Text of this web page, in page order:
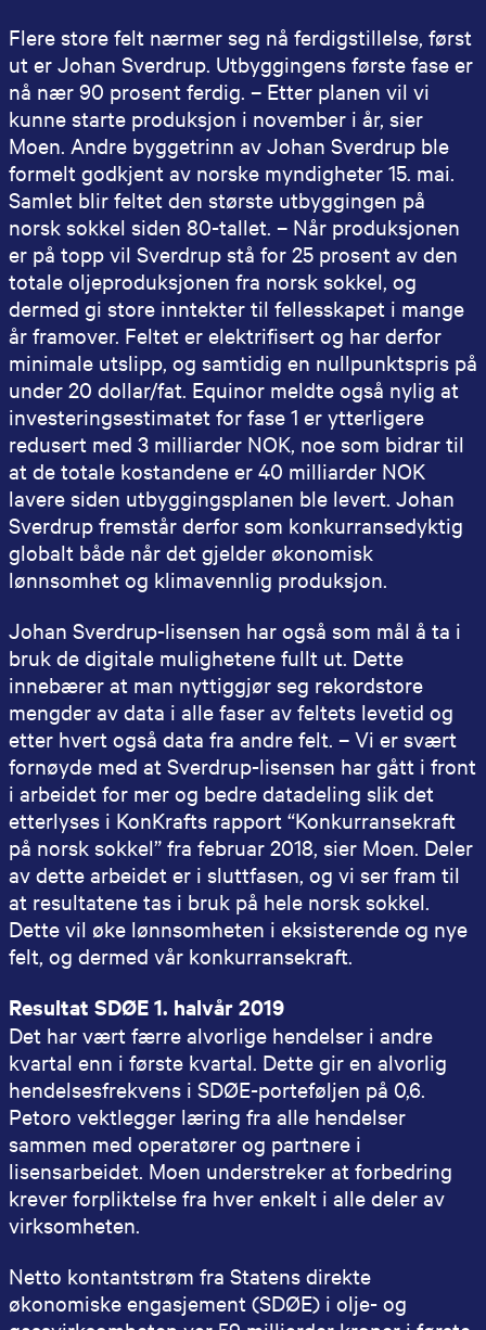
Flere store felt nærmer seg nå ferdigstillelse, først
ut er Johan Sverdrup. Utbyggingens første fase er
nå nær 90 prosent ferdig. – Etter planen vil vi
kunne starte produksjon i november i år, sier
Moen. Andre byggetrinn av Johan Sverdrup ble
formelt godkjent av norske myndigheter 15. mai.
Samlet blir feltet den største utbyggingen på
norsk sokkel siden 80-tallet. – Når produksjonen
er på topp vil Sverdrup stå for 25 prosent av den
totale oljeproduksjonen fra norsk sokkel, og
dermed gi store inntekter til fellesskapet i mange
år framover. Feltet er elektrifisert og har derfor
minimale utslipp, og samtidig en nullpunktspris på
under 20 dollar/fat. Equinor meldte også nylig at
investeringsestimatet for fase 1 er ytterligere
redusert med 3 milliarder NOK, noe som bidrar til
at de totale kostandene er 40 milliarder NOK
lavere siden utbyggingsplanen ble levert. Johan
Sverdrup fremstår derfor som konkurransedyktig
globalt både når det gjelder økonomisk
lønnsomhet og klimavennlig produksjon.
Johan Sverdrup-lisensen har også som mål å ta i
bruk de digitale mulighetene fullt ut. Dette
innebærer at man nyttiggjør seg rekordstore
mengder av data i alle faser av feltets levetid og
etter hvert også data fra andre felt. – Vi er svært
fornøyde med at Sverdrup-lisensen har gått i front
i arbeidet for mer og bedre datadeling slik det
etterlyses i KonKrafts rapport “Konkurransekraft
på norsk sokkel” fra februar 2018, sier Moen. Deler
av dette arbeidet er i sluttfasen, og vi ser fram til
at resultatene tas i bruk på hele norsk sokkel.
Dette vil øke lønnsomheten i eksisterende og nye
felt, og dermed vår konkurransekraft.
Resultat SDØE 1. halvår 2019
Det har vært færre alvorlige hendelser i andre
kvartal enn i første kvartal. Dette gir en alvorlig
hendelsesfrekvens i SDØE-porteføljen på 0,6.
Petoro vektlegger læring fra alle hendelser
sammen med operatører og partnere i
lisensarbeidet. Moen understreker at forbedring
krever forpliktelse fra hver enkelt i alle deler av
virksomheten.
Netto kontantstrøm fra Statens direkte
økonomiske engasjement (SDØE) i olje- og